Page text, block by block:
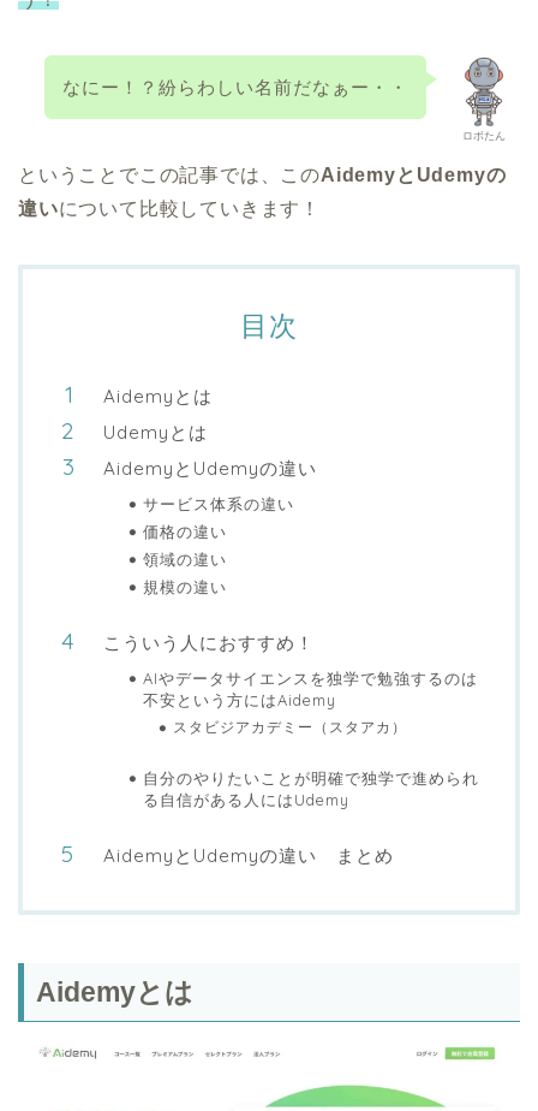
ロボたん
なにー！？紛らわしい名前だなぁー・・
ということでこの記事では、このAidemyとUdemyの
違いについて比較していきます！
目次
Aidemyとは
Udemyとは
AidemyとUdemyの違い
サービス体系の違い
価格の違い
領域の違い
規模の違い
こういう人におすすめ！
AIやデータサイエンスを独学で勉強するのは
不安という方にはAidemy
スタビジアカデミー（スタアカ）
自分のやりたいことが明確で独学で進められ
る自信がある人にはUdemy
AidemyとUdemyの違い まとめ
Aidemyとは